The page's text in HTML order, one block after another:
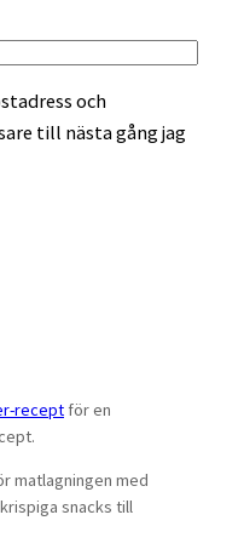
och
till nästa gång jag
recept för en
matlagningen med
snacks till